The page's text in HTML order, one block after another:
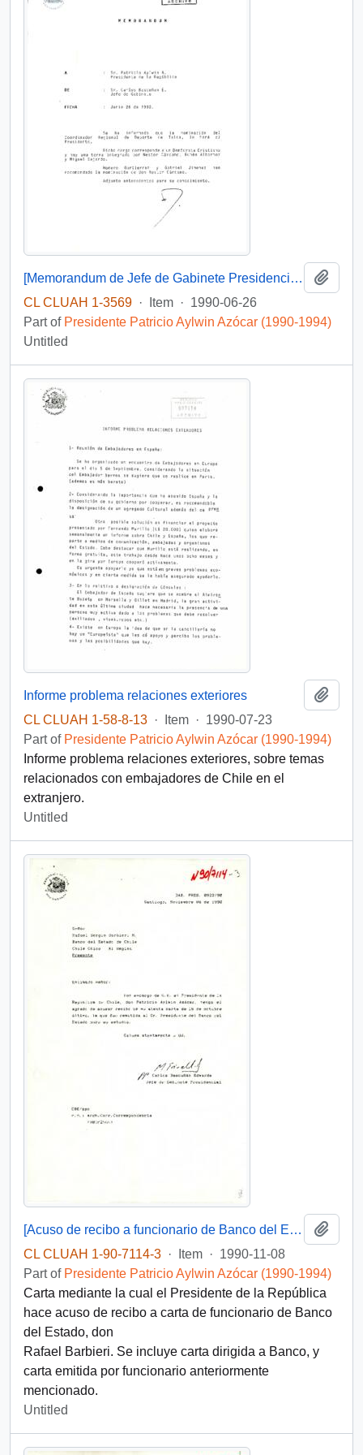
[Memorandum de Jefe de Gabinete Presidencial a Presidente de la República]
CL CLUAH 1-3569 · Item · 1990-06-26
Part of Presidente Patricio Aylwin Azócar (1990-1994)
Untitled
Informe problema relaciones exteriores
CL CLUAH 1-58-8-13 · Item · 1990-07-23
Part of Presidente Patricio Aylwin Azócar (1990-1994)
Informe problema relaciones exteriores, sobre temas
relacionados con embajadores de Chile en el
extranjero.
Untitled
[Acuso de recibo a funcionario de Banco del Estado de Chile]
CL CLUAH 1-90-7114-3 · Item · 1990-11-08
Part of Presidente Patricio Aylwin Azócar (1990-1994)
Carta mediante la cual el Presidente de la República
hace acuso de recibo a carta de funcionario de Banco
del Estado, don
Rafael Barbieri. Se incluye carta dirigida a Banco, y
carta emitida por funcionario anteriormente
mencionado.
Untitled